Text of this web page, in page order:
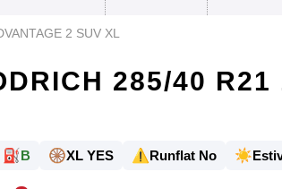
2 SUV XL
285/40
⛽B 🛞XL YES ⚠️Runflat No ☀️